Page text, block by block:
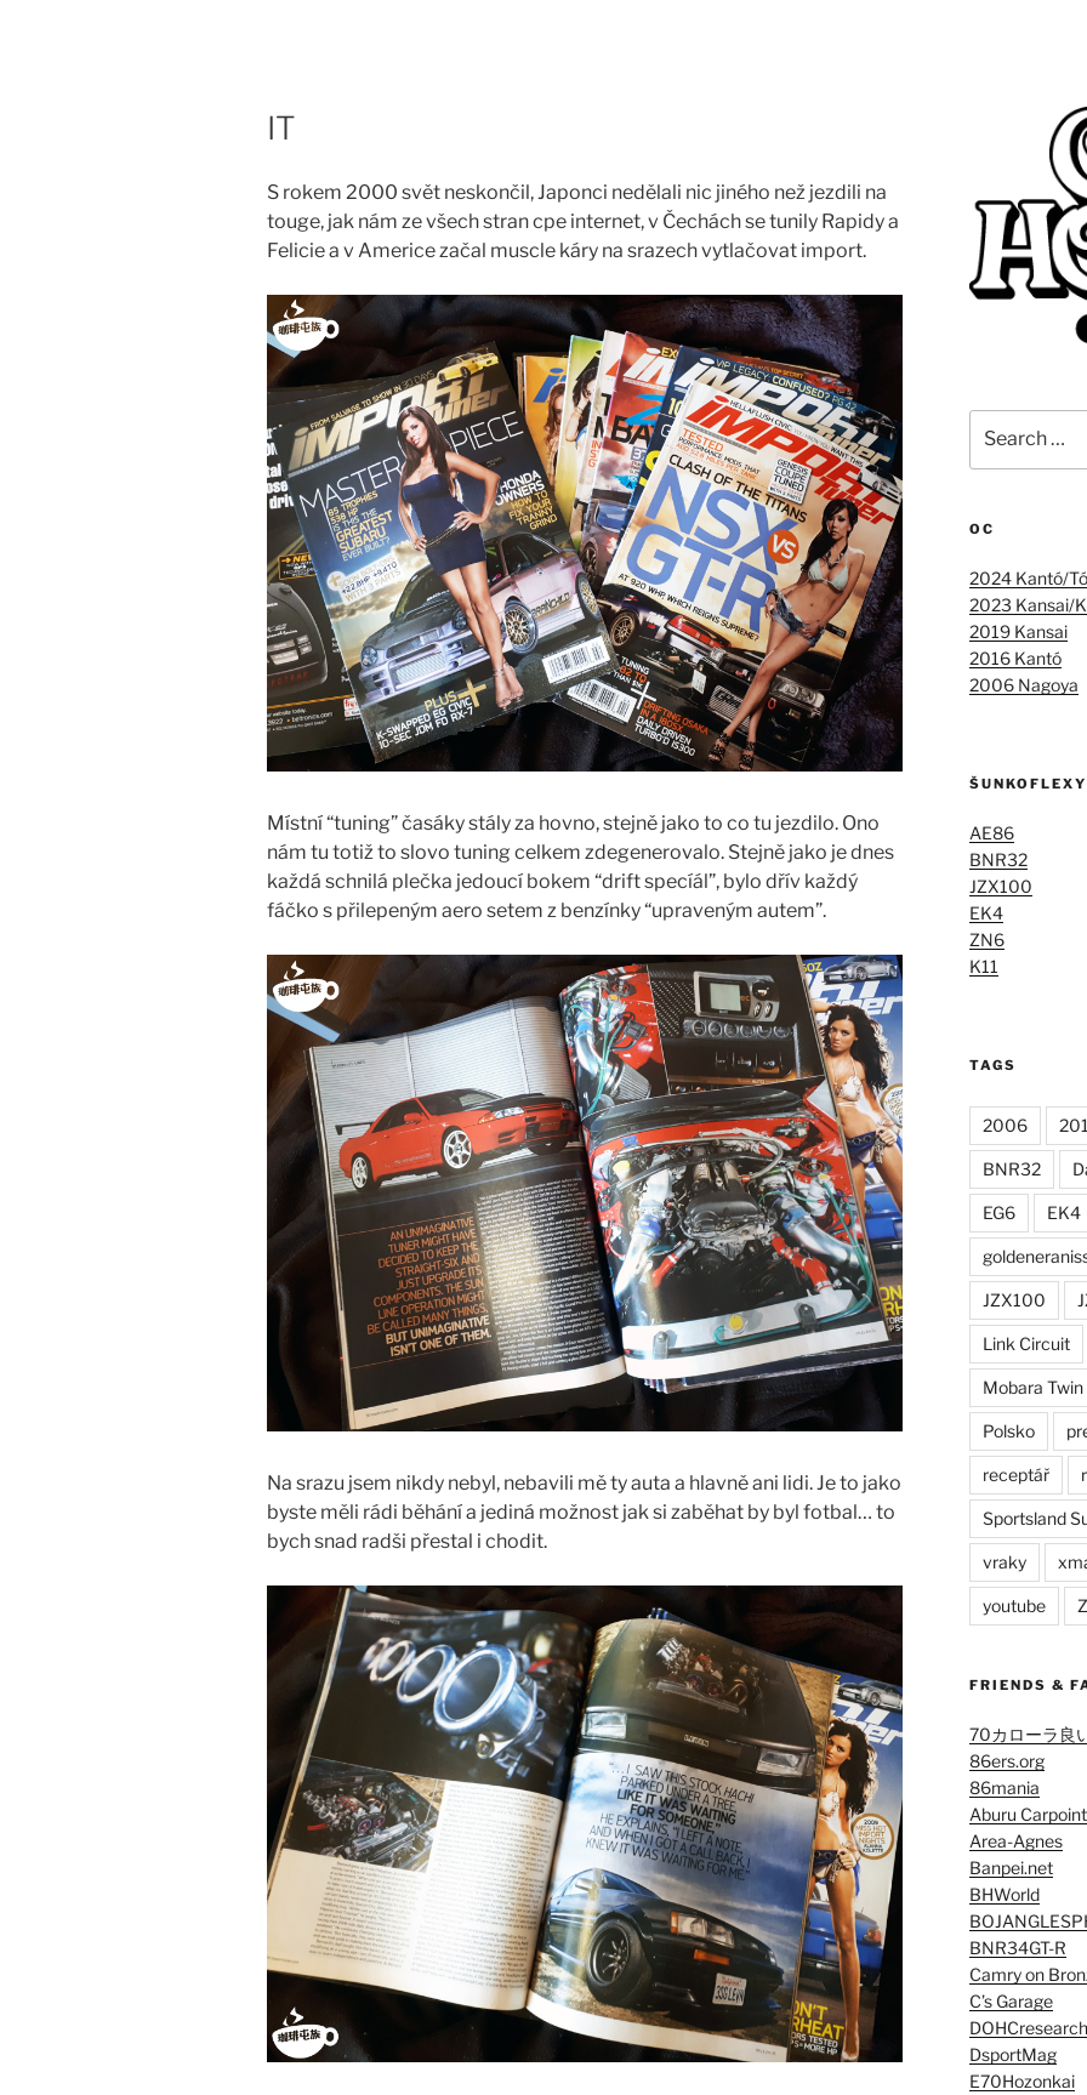
IT
S rokem 2000 svět neskončil, Japonci nedělali nic jiného než jezdili na
touge, jak nám ze všech stran cpe internet, v Čechách se tunily Rapidy a
Felicie a v Americe začal muscle káry na srazech vytlačovat import.
Místní “tuning” časáky stály za hovno, stejně jako to co tu jezdilo. Ono
nám tu totiž to slovo tuning celkem zdegenerovalo. Stejně jako je dnes
každá schnilá plečka jedoucí bokem “drift specíál”, bylo dřív každý
fáčko s přilepeným aero setem z benzínky “upraveným autem”.
Na srazu jsem nikdy nebyl, nebavili mě ty auta a hlavně ani lidi. Je to jako
byste měli rádi běhání a jediná možnost jak si zaběhat by byl fotbal… to
bych snad radši přestal i chodit.
for:
OC
2024 Kantó/
2023 Kansai/
2019 Kansai
2016 Kantó
2006 Nagoya
ŠUNKOFLEXY
AE86
BNR32
JZX100
EK4
ZN6
K11
TAGS
2006
BNR32
EG6 EK4
JZX100
Link Circuit
Mobara Twin
Polsko
receptář
Sportsland
vraky
youtube Z
FRIENDS &
70カローラ良
86ers.org
86mania
Aburu Carpoint
Area-Agnes
Banpei.net
BHWorld
BNR34GT-R
Camry on
C’s Garage
DOHCresearch
DsportMag
E70Hozonkai